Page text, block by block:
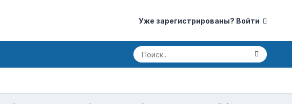
Уже зарегистрированы? Войти